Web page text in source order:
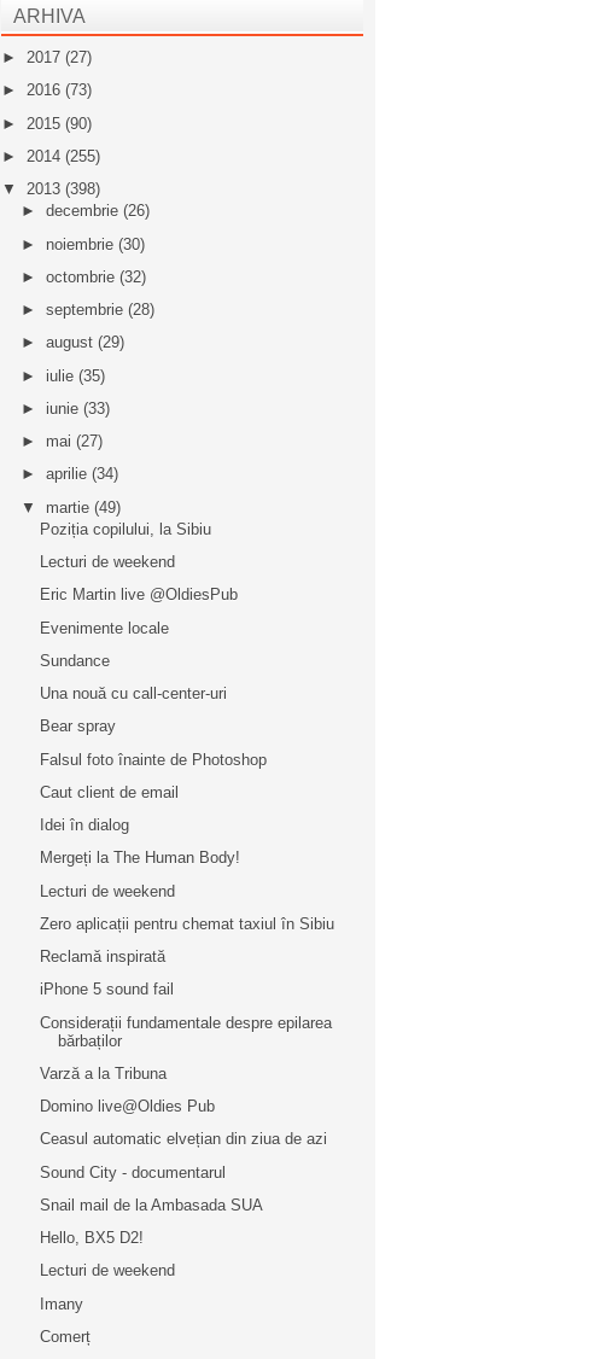
ARHIVA
► 2017 (27)
► 2016 (73)
► 2015 (90)
► 2014 (255)
▼ 2013 (398)
► decembrie (26)
► noiembrie (30)
► octombrie (32)
► septembrie (28)
► august (29)
► iulie (35)
► iunie (33)
► mai (27)
► aprilie (34)
▼ martie (49)
Poziția copilului, la Sibiu
Lecturi de weekend
Eric Martin live @OldiesPub
Evenimente locale
Sundance
Una nouă cu call-center-uri
Bear spray
Falsul foto înainte de Photoshop
Caut client de email
Idei în dialog
Mergeți la The Human Body!
Lecturi de weekend
Zero aplicații pentru chemat taxiul în Sibiu
Reclamă inspirată
iPhone 5 sound fail
Considerații fundamentale despre epilarea
bărbaților
Varză a la Tribuna
Domino live@Oldies Pub
Ceasul automatic elvețian din ziua de azi
Sound City - documentarul
Snail mail de la Ambasada SUA
Hello, BX5 D2!
Lecturi de weekend
Imany
Comerț